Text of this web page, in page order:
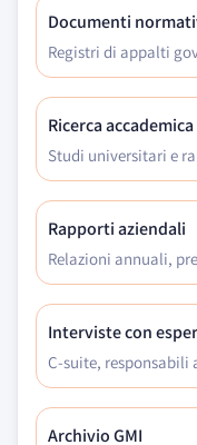
Documenti
Registri di appalti
Ricerca accademica
Studi universitari e
Rapporti aziendali
Relazioni annuali,
Interviste con
C-suite, responsabili
Archivio GMI